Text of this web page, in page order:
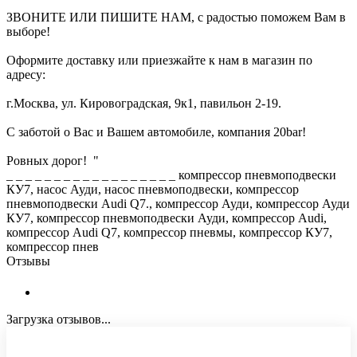
ЗВОНИТЕ ИЛИ ПИШИТЕ НАМ, с радостью поможем Вам в
выборе!
Оформите доставку или приезжайте к нам в магазин по
адресу:
г.Москва, ул. Кировоградская, 9к1, павильон 2-19.
С заботой о Вас и Вашем автомобиле, компания 20bar!
Ровных дорог! "
_ _ _ _ _ _ _ _ _ _ _ _ _ _ _ _ _ _ компрессор пневмоподвески
КУ7, насос Ауди, насос пневмоподвески, компрессор
пневмоподвески Аudi Q7., компрессор Ауди, компрессор Ауди
КУ7, компрессор пневмоподвески Ауди, компрессор Аudi,
компрессор Аudi Q7, компрессор пневмы, компрессор КУ7,
компрессор пнев
Отзывы
Загрузка отзывов...